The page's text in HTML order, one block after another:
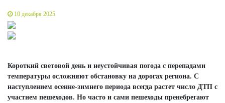
10 декабря 2025
Короткий световой день и неустойчивая погода с перепадами
температуры осложняют обстановку на дорогах региона. С
наступлением осенне-зимнего периода всегда растет число ДТП с
участием пешеходов. Но часто и сами пешеходы пренебрегают